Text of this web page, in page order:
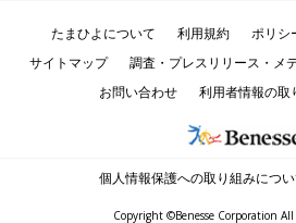
たまひよについて 利用規約 ポリシ
サイトマップ
調査・プレスリリース・メ
お問い合わせ
利用者情報の取
個人情報保護への取り組みにつ
Copyright ©Benesse Corporation All